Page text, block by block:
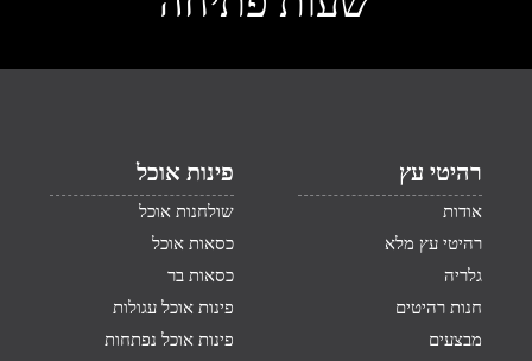
רהיטי עץ
אודות
רהיטי עץ מלא
גלריה
חנות רהיטים
מבצעים
פינות אוכל
שולחנות אוכל
כסאות אוכל
כסאות בר
פינות אוכל עגולות
פינות אוכל נפתחות